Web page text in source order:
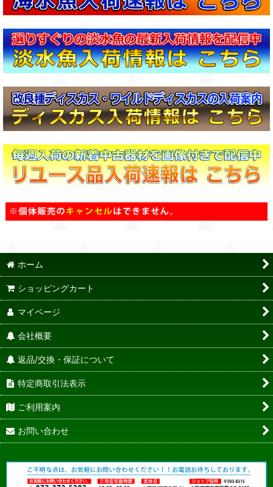
ホーム
ショッピングカート
マイページ
会社概要
返品/交換・保証について
特定商取引法表示
ご利用案内
お問い合わせ